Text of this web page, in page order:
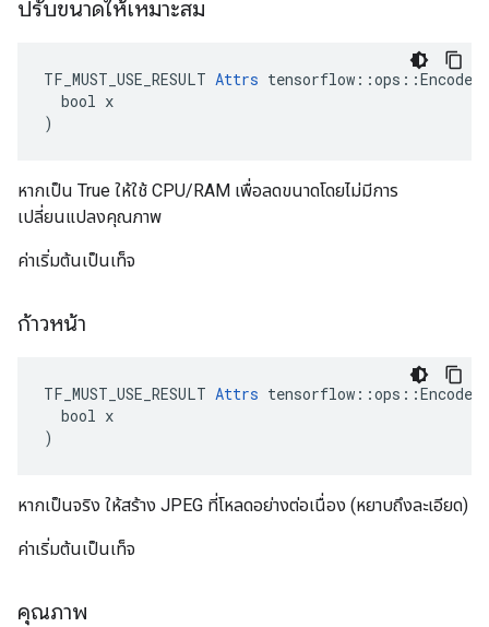
ปรับขนาดให้เหมาะสม
TF_MUST_USE_RESULT Attrs
  bool x
)
หากเป็น True ให้ใช้ CPU/RAM เพื่อลดขนาดโดยไม่มีการ
เปลี่ยนแปลงคุณภาพ
ค่าเริ่มต้นเป็นเท็จ
ก้าวหน้า
TF_MUST_USE_RESULT Attrs
  bool x
)
หากเป็นจริง ให้สร้าง JPEG ที่โหลดอย่างต่อเนื่อง (หยาบถึงละเอียด)
ค่าเริ่มต้นเป็นเท็จ
คุณภาพ